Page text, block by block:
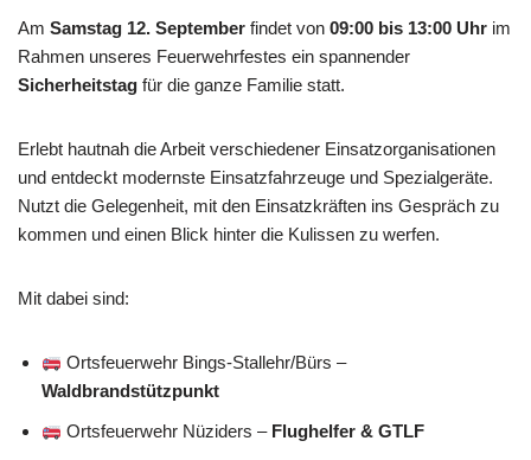
Am Samstag 12. September findet von 09:00 bis 13:00 Uhr im
Rahmen unseres Feuerwehrfestes ein spannender
Sicherheitstag für die ganze Familie statt.
Erlebt hautnah die Arbeit verschiedener Einsatzorganisationen
und entdeckt modernste Einsatzfahrzeuge und Spezialgeräte.
Nutzt die Gelegenheit, mit den Einsatzkräften ins Gespräch zu
kommen und einen Blick hinter die Kulissen zu werfen.
Mit dabei sind:
Ortsfeuerwehr Bings-Stallehr/Bürs –
Waldbrandstützpunkt
Ortsfeuerwehr Nüziders – Flughelfer & GTLF